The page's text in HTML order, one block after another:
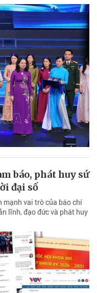
báo, phát huy sứ
đại số
mạnh vai trò của báo chí
lĩnh, đạo đức và phát huy